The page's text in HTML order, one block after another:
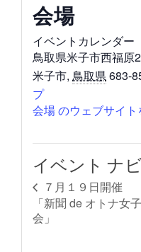
会場
イベントカレンダー
鳥取県米子市西福原
米子市, 鳥取県683-
プ
会場 のウェブサイト
イベント ナ
７月１９日開催
「新聞 de オトナ女子
会」